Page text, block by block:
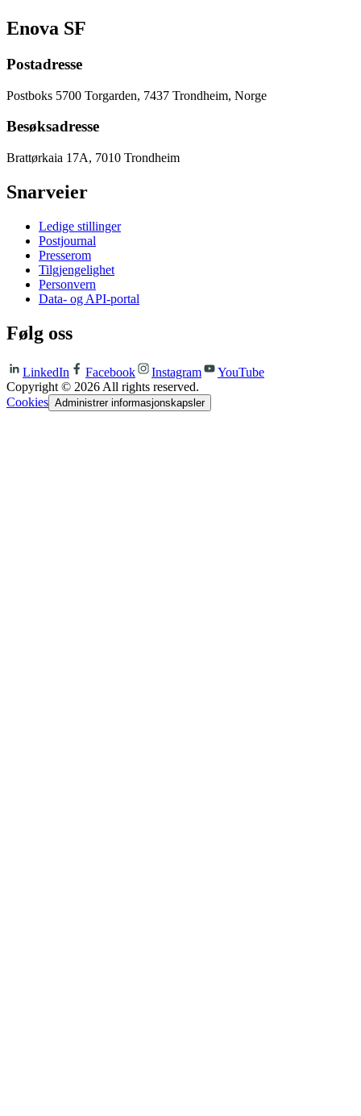
Enova SF
Postadresse
Postboks 5700 Torgarden, 7437 Trondheim, Norge
Besøksadresse
Brattørkaia 17A, 7010 Trondheim
Snarveier
Ledige stillinger
Postjournal
Presserom
Tilgjengelighet
Personvern
Data- og API-portal
Følg oss
LinkedIn Facebook Instagram
YouTube
Copyright © 2026 All rights reserved.
Cookies Administrer informasjonskapsler